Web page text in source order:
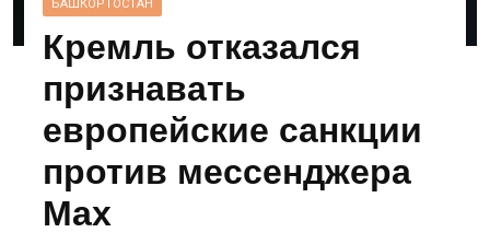
БАШКОРТОСТАН
Кремль отказался
признавать
европейские санкции
против мессенджера
Max